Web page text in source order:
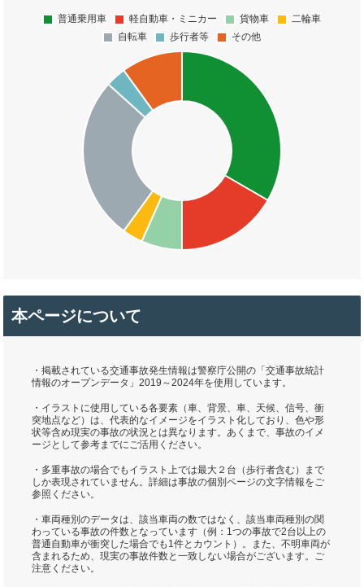
本ページについて
・掲載されている交通事故発生情報は警察庁公開の「交通事故統計
情報のオープンデータ」2019～2024年を使用しています。
・イラストに使用している各要素（車、背景、車、天候、信号、衝
突地点など）は、代表的なイメージをイラスト化しており、色や形
状等含め現実の事故の状況とは異なります。あくまで、事故のイメ
ージとして参考までにご活用ください。
・多重事故の場合でもイラスト上では最大２台（歩行者含む）まで
しか表現されていません。詳細は事故の個別ページの文字情報をご
参照ください。
・車両種別のデータは、該当車両の数ではなく、該当車両種別の関
わっている事故の件数となっています（例：1つの事故で2台以上の
普通自動車が衝突した場合でも1件とカウント）。また、不明車両が
含まれるため、現実の事故件数と一致しない場合がございます。ご
注意ください。